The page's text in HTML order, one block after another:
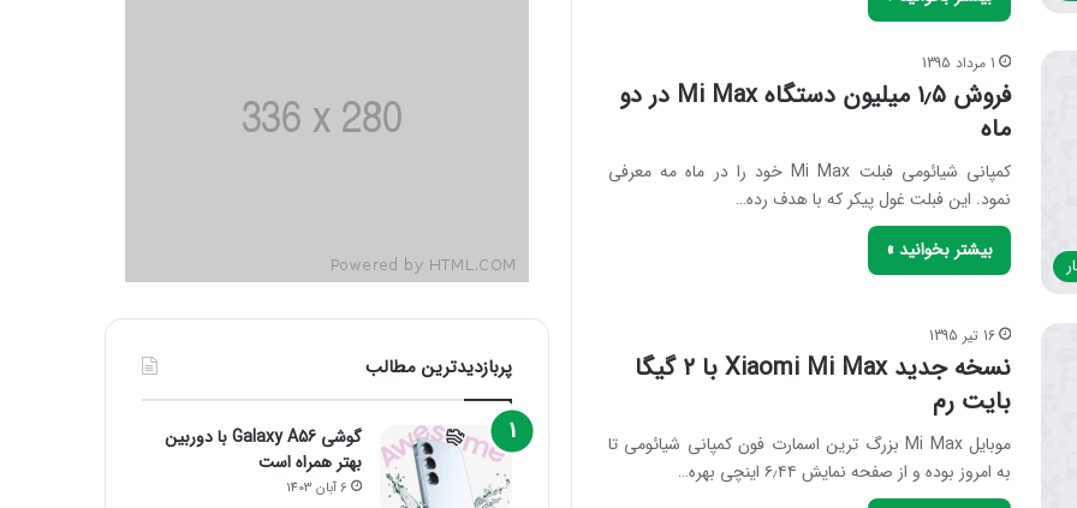
1 مرداد 1395
فروش ۱٫۵ میلیون دستگاه Mi Max در دو
ماه
کمپانی شیائومی فبلت Mi Max خود را در ماه مه معرفی
نمود. این فبلت غول پیکر که با هدف رده…
بیشتر بخوانید »
16 تیر 1395
نسخه جدید Xiaomi Mi Max با ۲ گیگا
بایت رم
موبایل Mi Max بزرگ ترین اسمارت فون کمپانی شیائومی تا
به امروز بوده و از صفحه نمایش ۶٫۴۴ اینچی بهره…
پربازدیدترین مطالب
گوشی Galaxy A56 با دوربین
بهتر همراه است
6 آبان 1403